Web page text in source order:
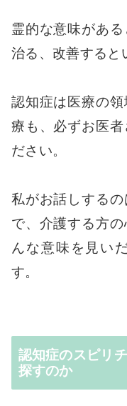
霊的な意味があ
治る、改善すると
認知症は医療の
療も、必ずお医者
ださい。
私がお話しする
で、介護する方
んな意味を見い
す。
認知症のスピリ
探すのか